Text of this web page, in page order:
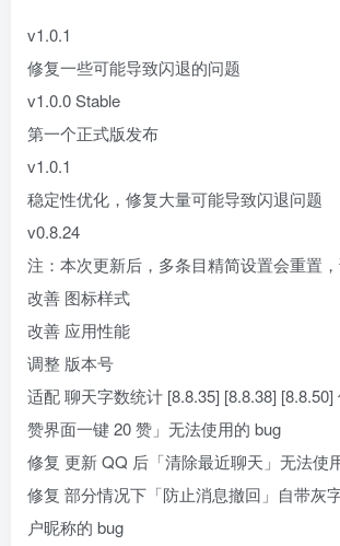
v1.0.1
修复一些可能导致闪退的问题
v1.0.0 Stable
第一个正式版发布
v1.0.1
稳定性优化，修复大量可能导致闪退问题
v0.8.24
注：本次更新后，多条目精简设置会重置
改善 图标样式
改善 应用性能
调整 版本号
适配 聊天字数统计 [8.8.35] [8.8.38]
赞界面一键 20 赞」无法使用的 bug
修复 更新 QQ 后「清除最近聊天」无法使
修复 部分情况下「防止消息撤回」自带灰
户昵称的 bug